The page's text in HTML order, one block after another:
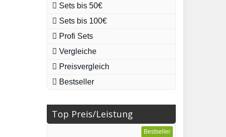
Sets bis 50€
Sets bis 100€
Profi Sets
Vergleiche
Preisvergleich
Bestseller
Top Preis/Leistung
Bestseller